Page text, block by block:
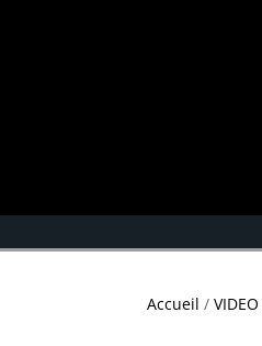
Accueil /VIDEO